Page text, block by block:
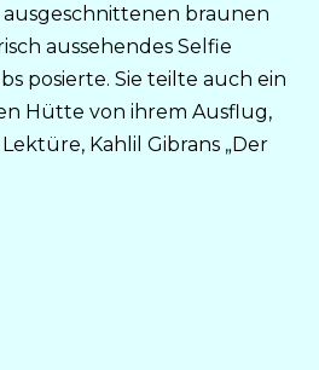
braunen
aussehendes Selfie
posierte. Sie teilte auch ein
Hütte von ihrem Ausflug,
Kahlil Gibrans „Der